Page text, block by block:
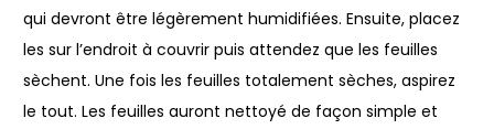
qui devront être légèrement humidifiées. Ensuite, placez
les sur l’endroit à couvrir puis attendez que les feuilles
sèchent. Une fois les feuilles totalement sèches, aspirez
le tout. Les feuilles auront nettoyé de façon simple et